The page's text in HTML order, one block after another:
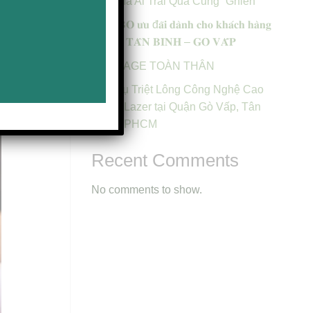
đầu
𝐂𝐎𝐌𝐁𝐎 𝐮̛𝐮 đ𝐚̃𝐢 𝐝𝐚̀𝐧𝐡 𝐜𝐡𝐨 𝐤𝐡𝐚́𝐜𝐡 𝐡𝐚̀𝐧𝐠
𝐦𝐨̛́𝐢 𝐭𝐚̣𝐢 𝐓𝐀̂𝐍 𝐁𝐈̀𝐍𝐇 – 𝐆𝐎̀ 𝐕𝐀̂́𝐏
MASSAGE TOÀN THÂN
Dịch vụ Triệt Lông Công Nghệ Cao
Diode Lazer tại Quận Gò Vấp, Tân
Bình TPHCM
Recent Comments
No comments to show.